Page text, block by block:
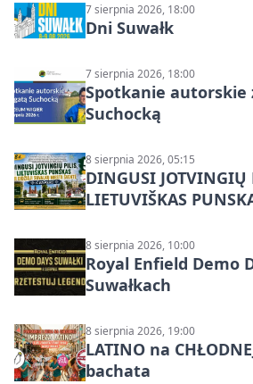
7 sierpnia 2026, 18:00
Dni Suwałk
7 sierpnia 2026, 18:00
Spotkanie autorskie
Suchocką
8 sierpnia 2026, 05:15
DINGUSI JOTVINGIŲ
LIETUVIŠKAS
DZŪKIJOS –
8 sierpnia 2026, 10:00
Royal Enfield Demo
Suwałkach
8 sierpnia 2026, 19:00
LATINO na
bachata